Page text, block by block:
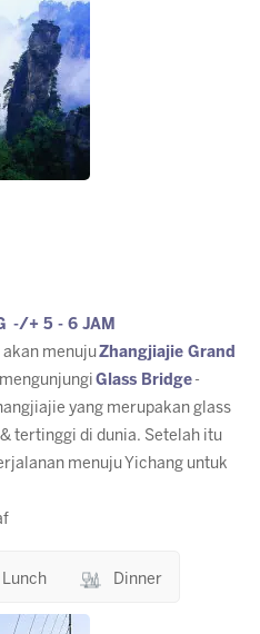
-/+ 5 - 6 JAM
akan menujuZhangjiajie Grand
Glass Bridge -
yang merupakan glass
tertinggi di dunia. Setelah itu
menuju Yichang untuk
Lunch Dinner